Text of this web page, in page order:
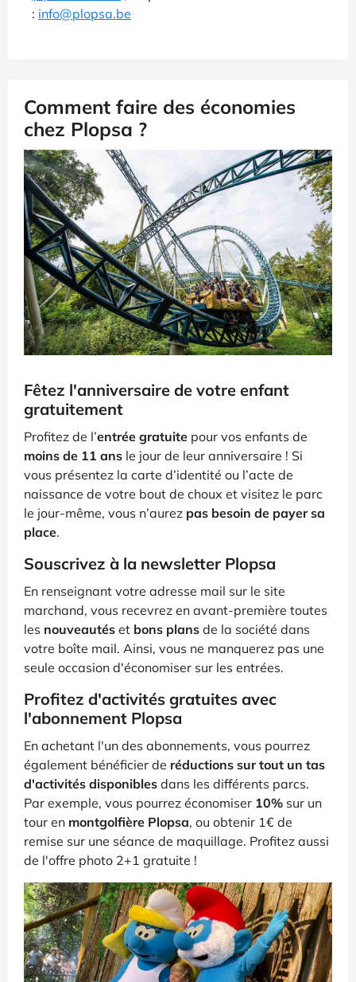
: info@plopsa.be
Comment faire des économies
chez Plopsa ?
Fêtez l'anniversaire de votre enfant
gratuitement
Profitez de l’entrée gratuite pour vos enfants de
moins de 11 ans le jour de leur anniversaire ! Si
vous présentez la carte d’identité ou l’acte de
naissance de votre bout de choux et visitez le parc
le jour-même, vous n’aurez pas besoin de payer sa
place.
Souscrivez à la newsletter Plopsa
En renseignant votre adresse mail sur le site
marchand, vous recevrez en avant-première toutes
les nouveautés et bons plans de la société dans
votre boîte mail. Ainsi, vous ne manquerez pas une
seule occasion d'économiser sur les entrées.
Profitez d'activités gratuites avec
l'abonnement Plopsa
En achetant l'un des abonnements, vous pourrez
également bénéficier de réductions sur tout un tas
d'activités disponibles dans les différents parcs.
Par exemple, vous pourrez économiser 10% sur un
tour en montgolfière Plopsa, ou obtenir 1€ de
remise sur une séance de maquillage. Profitez aussi
de l'offre photo 2+1 gratuite !